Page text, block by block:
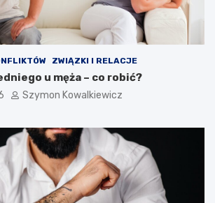
ZWIĄZKI I RELACJE
u męża – co robić?
Szymon Kowalkiewicz